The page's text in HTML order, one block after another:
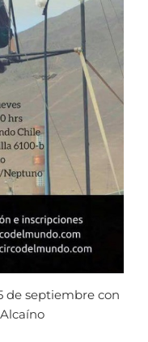
de septiembre con